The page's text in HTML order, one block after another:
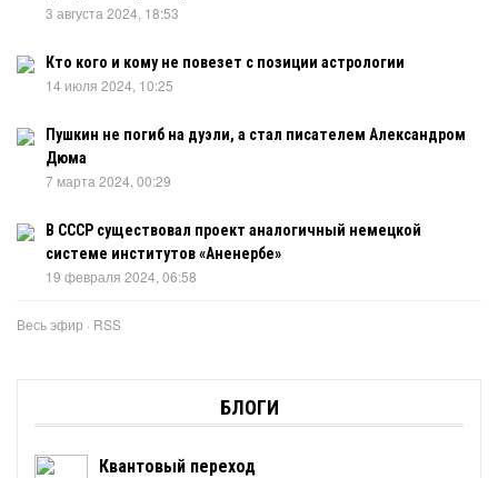
3 августа 2024, 18:53
Кто кого и кому не повезет с позиции астрологии
14 июля 2024, 10:25
Пушкин не погиб на дуэли, а стал писателем Александром
Дюма
7 марта 2024, 00:29
В СССР существовал проект аналогичный немецкой
системе институтов «Аненербе»
19 февраля 2024, 06:58
Весь эфир · RSS
БЛОГИ
Квантовый переход